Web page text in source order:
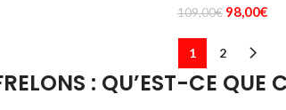
109,00€ Le
initial
était :
109,00€.
98,00€Le
1 2
: QU’EST-CE QUE